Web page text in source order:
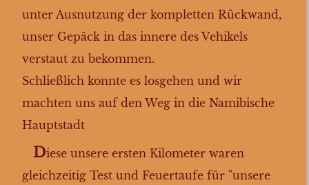
unter Ausnutzung der kompletten Rückwand,
unser Gepäck in das innere des Vehikels
verstaut zu bekommen.
Schließlich konnte es losgehen und wir
machten uns auf den Weg in die Namibische
Hauptstadt
Diese unsere ersten Kilometer waren
gleichzeitig Test und Feuertaufe für "unsere